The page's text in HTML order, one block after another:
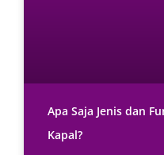
Apa Saja Jenis dan
Kapal?